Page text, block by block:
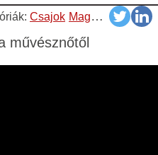
Csajok Magyar Napiszar
művésznőtől